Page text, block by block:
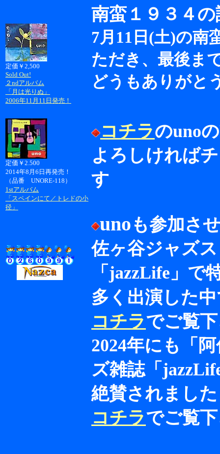
定価￥2,500
Sold Out!
２ndアルバム
「月は光りぬ」
2006年11月11日発売！
定価￥2.500
2014年8月6日再発売！
（品番 UNORE-118）
1stアルバム
「スペインにて／トレドの小
径」
南蛮１９３４
7月11日(土)の南
ただき、最後ま
どうもありがと
コチラのuno
よろしければ
す
unoも参加さ
佐ヶ谷ジャズ
「jazzLife」で
多く出演した
コチラでご覧
2024年にも「
ズ雑誌「
絶賛されまし
コチラでご覧